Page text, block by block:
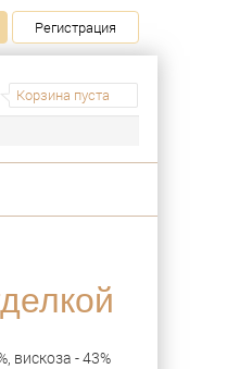
Регистрация
Корзина пуста
вискоза - 43%